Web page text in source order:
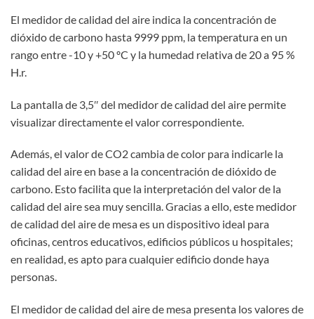
El medidor de calidad del aire indica la concentración de
dióxido de carbono hasta 9999 ppm, la temperatura en un
rango entre -10 y +50 ºC y la humedad relativa de 20 a 95 %
H.r.
La pantalla de 3,5″ del medidor de calidad del aire permite
visualizar directamente el valor correspondiente.
Además, el valor de CO2 cambia de color para indicarle la
calidad del aire en base a la concentración de dióxido de
carbono. Esto facilita que la interpretación del valor de la
calidad del aire sea muy sencilla. Gracias a ello, este medidor
de calidad del aire de mesa es un dispositivo ideal para
oficinas, centros educativos, edificios públicos u hospitales;
en realidad, es apto para cualquier edificio donde haya
personas.
El medidor de calidad del aire de mesa presenta los valores de